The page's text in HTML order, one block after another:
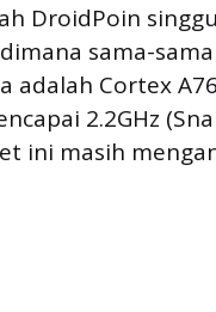
DroidPoin
sama-
adalah Cortex
2.2GHz
ini masih